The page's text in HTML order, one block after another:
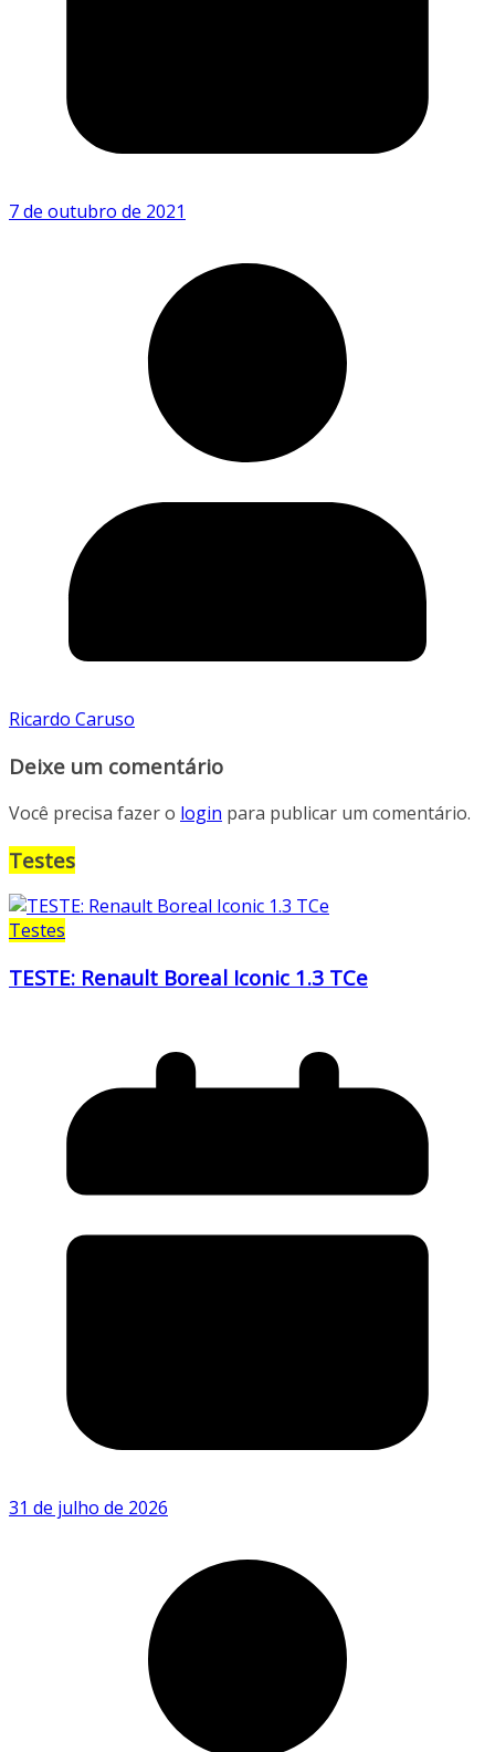
7 de outubro de 2021
Ricardo Caruso
Deixe um comentário
Você precisa fazer o login para publicar um comentário.
Testes
Testes
TESTE: Renault Boreal Iconic 1.3 TCe
31 de julho de 2026